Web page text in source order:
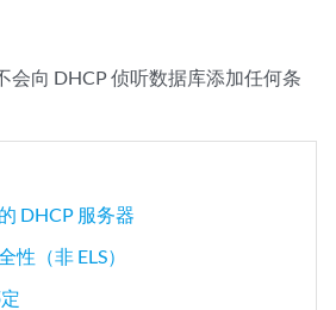
会向 DHCP 侦听数据库添加任何条
DHCP 服务器
（非 ELS）